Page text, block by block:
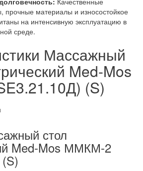
прочные материалы и износостойкое
на интенсивную эксплуатацию в
среде.
Массажный
Med-Mos
(S)
стол
Med-Mos ММКМ-2